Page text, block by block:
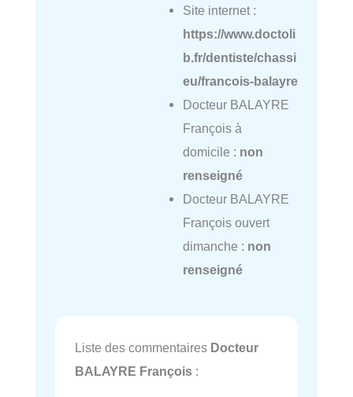
Site internet :
https://www.doctoli
b.fr/dentiste/chassi
eu/francois-balayre
Docteur BALAYRE
François à
domicile : non
renseigné
Docteur BALAYRE
François ouvert
dimanche : non
renseigné
Liste des commentaires Docteur
BALAYRE François :